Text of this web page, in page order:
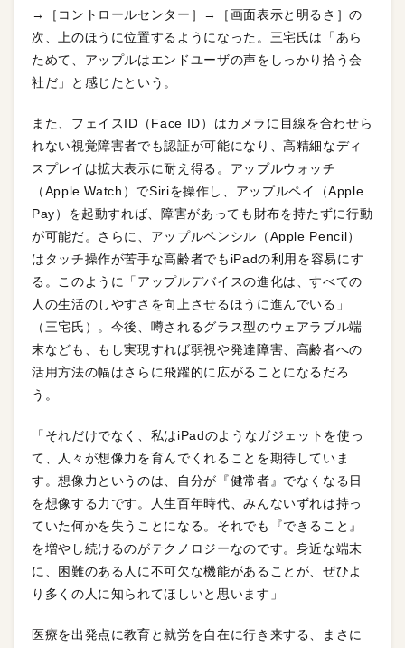
→［コントロールセンター］→［画面表示と明るさ］の
次、上のほうに位置するようになった。三宅氏は「あら
ためて、アップルはエンドユーザの声をしっかり拾う会
社だ」と感じたという。
また、フェイスID（Face ID）はカメラに目線を合わせら
れない視覚障害者でも認証が可能になり、高精細なディ
スプレイは拡大表示に耐え得る。アップルウォッチ
（Apple Watch）でSiriを操作し、アップルペイ（Apple
Pay）を起動すれば、障害があっても財布を持たずに行動
が可能だ。さらに、アップルペンシル（Apple Pencil）
はタッチ操作が苦手な高齢者でもiPadの利用を容易にす
る。このように「アップルデバイスの進化は、すべての
人の生活のしやすさを向上させるほうに進んでいる」
（三宅氏）。今後、噂されるグラス型のウェアラブル端
末なども、もし実現すれば弱視や発達障害、高齢者への
活用方法の幅はさらに飛躍的に広がることになるだろ
う。
「それだけでなく、私はiPadのようなガジェットを使っ
て、人々が想像力を育んでくれることを期待していま
す。想像力というのは、自分が『健常者』でなくなる日
を想像する力です。人生百年時代、みんないずれは持っ
ていた何かを失うことになる。それでも『できること』
を増やし続けるのがテクノロジーなのです。身近な端末
に、困難のある人に不可欠な機能があることが、ぜひよ
り多くの人に知られてほしいと思います」
医療を出発点に教育と就労を自在に行き来する、まさに